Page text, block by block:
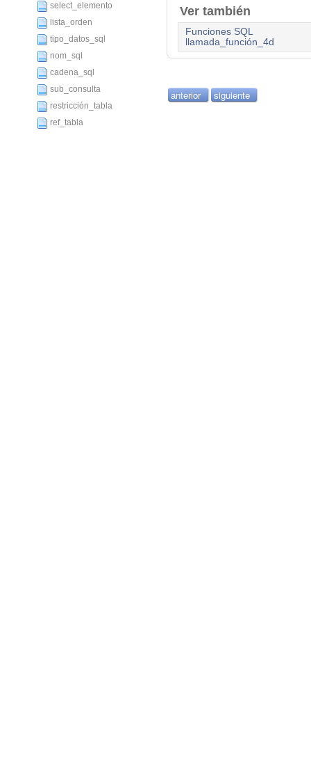
select_elemento
lista_orden
tipo_datos_sql
nom_sql
cadena_sql
sub_consulta
restricción_tabla
ref_tabla
Ver también
Funciones SQL
llamada_función_4d
anterior siguiente